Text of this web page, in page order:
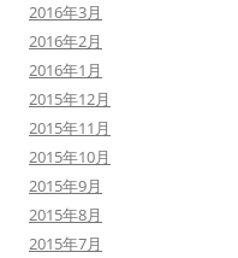
2016年3月
2016年2月
2016年1月
2015年12月
2015年11月
2015年10月
2015年9月
2015年8月
2015年7月